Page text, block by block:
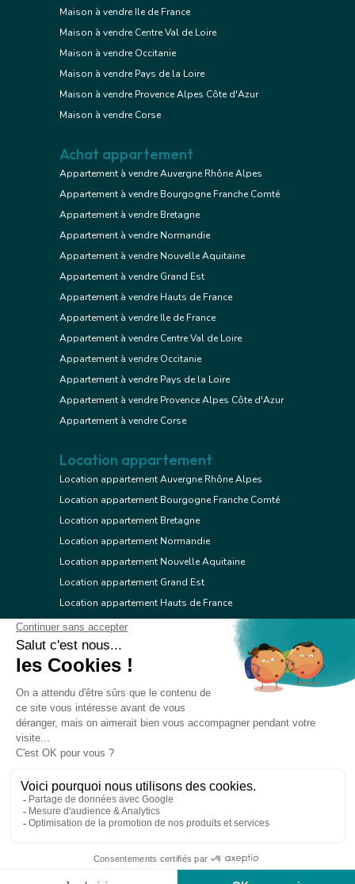
© 2026 Réseau immobilier l'Adresse
Maison à vendre Ile de France
Maison à vendre Centre Val de Loire
Maison à vendre Occitanie
Maison à vendre Pays de la Loire
Maison à vendre Provence Alpes Côte d'Azur
Maison à vendre Corse
Achat appartement
Appartement à vendre Auvergne Rhône Alpes
Appartement à vendre Bourgogne Franche Comté
Appartement à vendre Bretagne
Appartement à vendre Normandie
Appartement à vendre Nouvelle Aquitaine
Appartement à vendre Grand Est
Appartement à vendre Hauts de France
Appartement à vendre Ile de France
Appartement à vendre Centre Val de Loire
Appartement à vendre Occitanie
Appartement à vendre Pays de la Loire
Appartement à vendre Provence Alpes Côte d'Azur
Appartement à vendre Corse
Location appartement
Location appartement Auvergne Rhône Alpes
Location appartement Bourgogne Franche Comté
Location appartement Bretagne
Location appartement Normandie
Location appartement Nouvelle Aquitaine
Location appartement Grand Est
Location appartement Hauts de France
Location appartement Ile de France
Location appartement Centre Val de Loire
Location appartement Occitanie
Location appartement Provence Alpes Côte d'Azur
Location appartement Corse